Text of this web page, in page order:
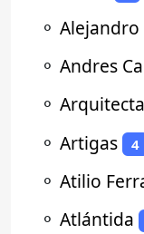
⚬ Alejandro
⚬ Andres
⚬
⚬ Artigas 4
⚬ Atilio
⚬ Atlántida